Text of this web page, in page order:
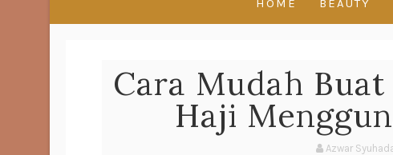
HOME BEAUTY
Cara Mudah
Haji
Azwar